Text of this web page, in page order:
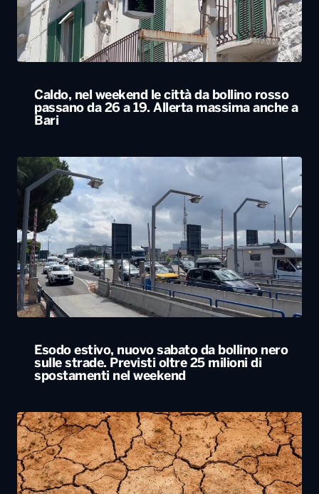
Caldo, nel weekend le città da bollino rosso
passano da 26 a 19. Allerta massima anche a
Bari
Esodo estivo, nuovo sabato da bollino nero
sulle strade. Previsti oltre 25 milioni di
spostamenti nel weekend